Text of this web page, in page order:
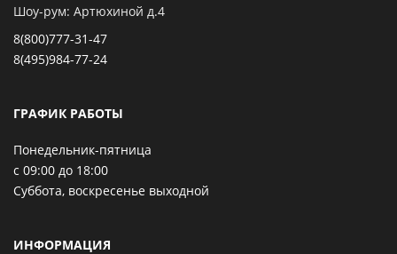
Шоу-рум: Артюхиной д.4
8(800)777-31-47
8(495)984-77-24
ГРАФИК РАБОТЫ
Понедельник-пятница
с 09:00 до 18:00
Суббота, воскресенье выходной
ИНФОРМАЦИЯ